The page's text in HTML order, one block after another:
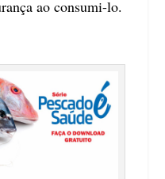
ao consumi-lo.